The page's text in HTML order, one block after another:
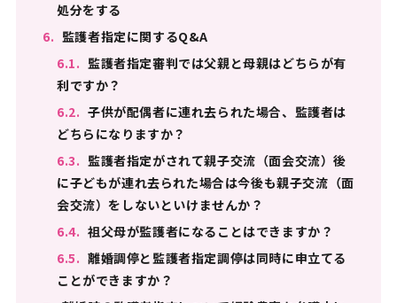
処分をする
6. 監護者指定に関するQ&A
6.1. 監護者指定審判では父親と母親はどちらが有
利ですか？
6.2. 子供が配偶者に連れ去られた場合、監護者は
どちらになりますか？
6.3. 監護者指定がされて親子交流（面会交流）後
に子どもが連れ去られた場合は今後も親子交流（面
会交流）をしないといけませんか？
6.4. 祖父母が監護者になることはできますか？
6.5. 離婚調停と監護者指定調停は同時に申立てる
ことができますか？